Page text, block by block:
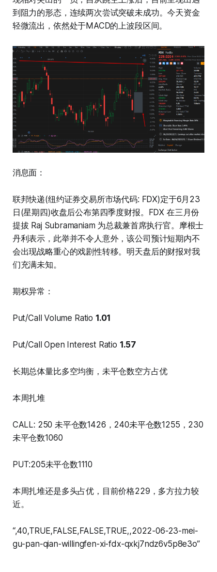
到阻力的形态，连续两次尝试突破未成功。今天资金
轻微流出，依然处于MACD的上波段区间。
消息面：
联邦快递(纽约证券交易所市场代码: FDX)定于6月23
日(星期四)收盘后公布第四季度财报。FDX 在三月份
提拔 Raj Subramaniam 为总裁兼首席执行官。摩根士
丹利表示，此举并不令人意外，该公司预计短期内不
会出现战略重心的戏剧性转移。明天盘后的财报对我
们充满未知。
期权异常：
Put/Call Volume Ratio 1.01
Put/Call Open Interest Ratio 1.57
长期总体量比多空均衡，未平仓数空方占优
本周扎堆
CALL: 250 未平仓数1426，240未平仓数1255，230
未平仓数1060
PUT:205未平仓数1110
本周扎堆还是多头占优，目前价格229，多方拉力较
近。
“,40,TRUE,FALSE,FALSE,TRUE,,2022-06-23-mei-
gu-pan-qian-willingfen-xi-fdx-qxkj7ndz6v5p8e3o”